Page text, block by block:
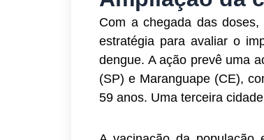
Com a chegada das
estratégia para avaliar o
dengue. A ação prevê uma
(SP) e Maranguape (CE),
59 anos. Uma terceira